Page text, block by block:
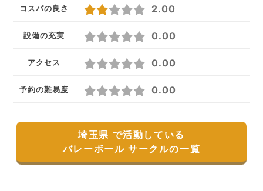
コスパの良さ 2.00
設備の充実 0.00
アクセス 0.00
予約の難易度 0.00
埼玉県 で活動している
バレーボール サークルの一覧